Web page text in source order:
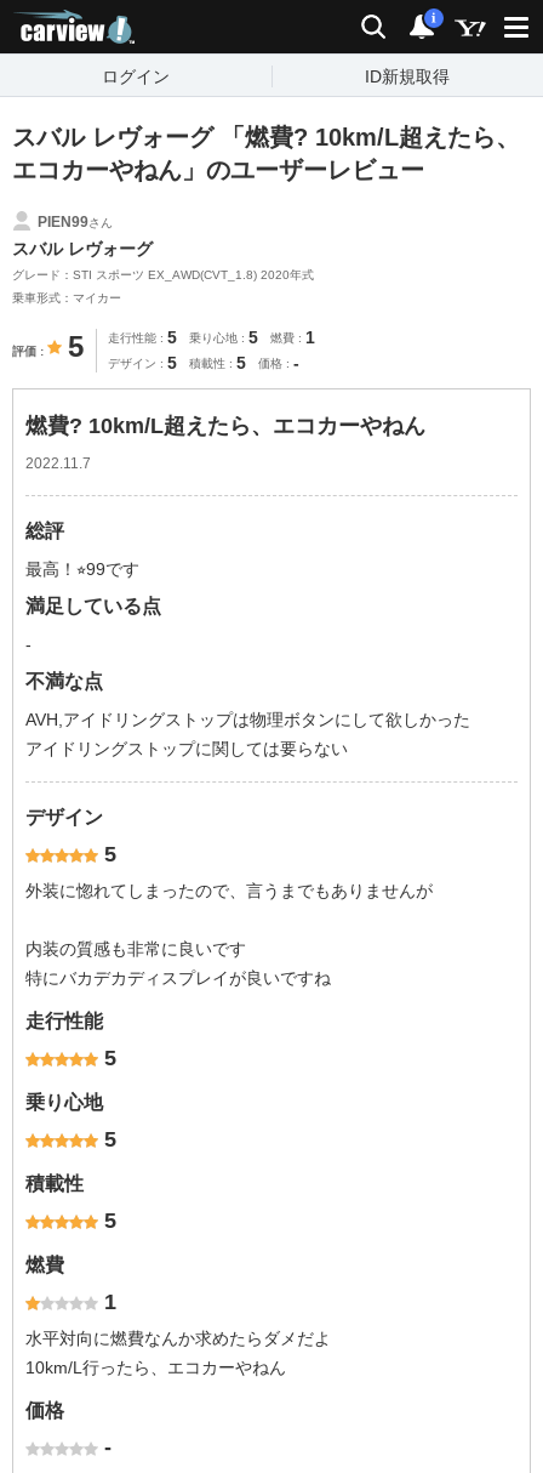
検索 通知
i
ログイン ID新規取得
スバル レヴォーグ 「燃費? 10km/L超えたら、
エコカーやねん」のユーザーレビュー
PIEN99さん
スバル レヴォーグ
グレード：STI スポーツ EX_AWD(CVT_1.8) 2020年式
乗車形式：マイカー
評価 5 走行性能 5 乗り心地 5 燃費 1
デザイン 5 積載性 5 価格 -
燃費? 10km/L超えたら、エコカーやねん
2022.11.7
総評
最高！⭐︎99です
満足している点
-
不満な点
AVH,アイドリングストップは物理ボタンにして欲しかった
アイドリングストップに関しては要らない
デザイン
5
外装に惚れてしまったので、言うまでもありませんが
内装の質感も非常に良いです
特にバカデカディスプレイが良いですね
走行性能
5
乗り心地
5
積載性
5
燃費
1
水平対向に燃費なんか求めたらダメだよ
10km/L行ったら、エコカーやねん
価格
-